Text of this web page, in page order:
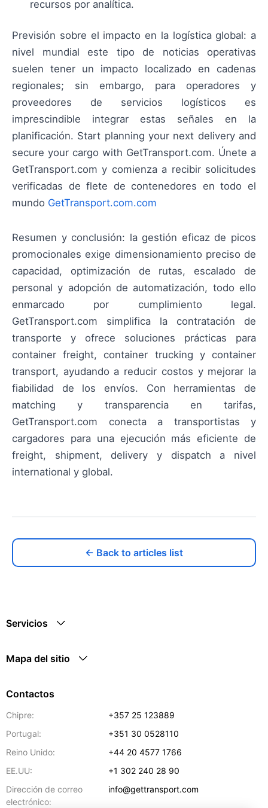
recursos por analítica.
Previsión sobre el impacto en la logística global: a
nivel mundial este tipo de noticias operativas
suelen tener un impacto localizado en cadenas
regionales; sin embargo, para operadores y
proveedores de servicios logísticos es
imprescindible integrar estas señales en la
planificación. Start planning your next delivery and
secure your cargo with GetTransport.com. Únete a
GetTransport.com y comienza a recibir solicitudes
verificadas de flete de contenedores en todo el
mundo GetTransport.com.com
Resumen y conclusión: la gestión eficaz de picos
promocionales exige dimensionamiento preciso de
capacidad, optimización de rutas, escalado de
personal y adopción de automatización, todo ello
enmarcado por cumplimiento legal.
GetTransport.com simplifica la contratación de
transporte y ofrece soluciones prácticas para
container freight, container trucking y container
transport, ayudando a reducir costos y mejorar la
fiabilidad de los envíos. Con herramientas de
matching y transparencia en tarifas,
GetTransport.com conecta a transportistas y
cargadores para una ejecución más eficiente de
freight, shipment, delivery y dispatch a nivel
international y global.
← Back to articles list
Servicios
Mapa del sitio
Contactos
Chipre:
+357 25 123889
Portugal:
+351 30 0528110
Reino Unido:
+44 20 4577 1766
EE.UU:
+1 302 240 28 90
Dirección de correo
electrónico:
info@gettransport.com